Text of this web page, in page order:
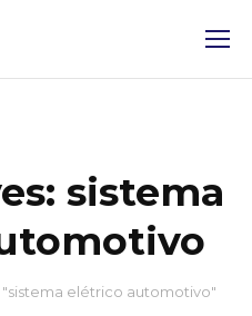
sistema
elétrico automotivo"